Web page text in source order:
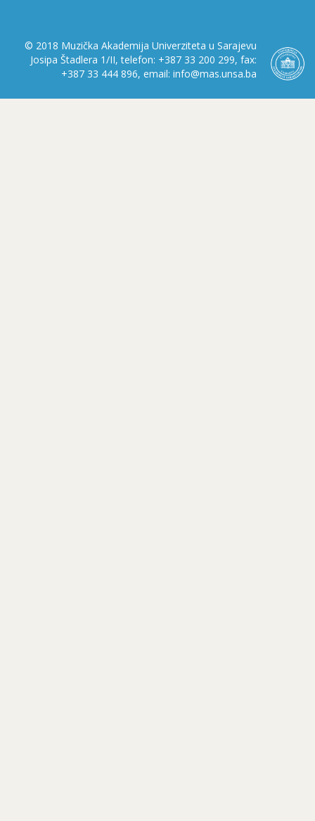
© 2018 Muzička Akademija Univerziteta u Sarajevu
Josipa Štadlera 1/II, telefon: +387 33 200 299, fax:
+387 33 444 896, email: info@mas.unsa.ba